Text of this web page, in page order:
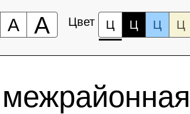
А А Цвет Ц Ц Ц Ц